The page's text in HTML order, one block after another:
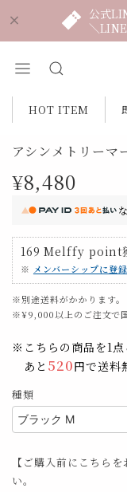
公式
＼
HOT ITEM
アシンメトリーマ
¥8,480
169 Melffy point
※ メンバーシップに登録
※別途送料がかかります。
※¥9,000以上のご注文で
※こちらの商品を1点
あと 520円で送料
種類
【ご購入前にこちら
い。